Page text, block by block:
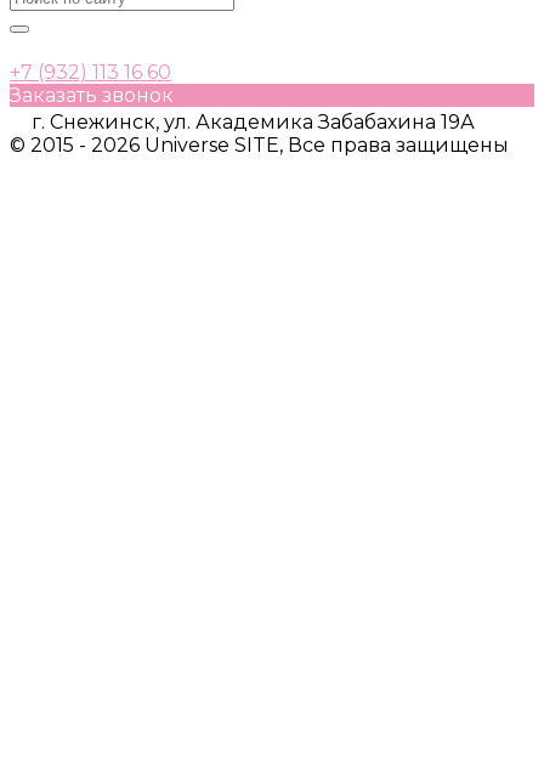
+7 (932) 113 16 60
Заказать звонок
г. Снежинск, ул. Академика Забабахина 19А
© 2015 - 2026 Universe SITE, Все права защищены